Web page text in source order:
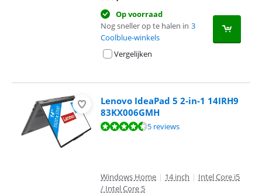
Op voorraad
Nog sneller op te halen in 3
Coolblue-winkels
Vergelijken
Lenovo IdeaPad 5 2-in-1 14IRH9
83KX006GMH
Beoordeling is 8,6 van de 10, gebaseerd op 5 reviews.
5 reviews
Windows Home | 14 inch | Intel Core i5
/ Intel Core 5